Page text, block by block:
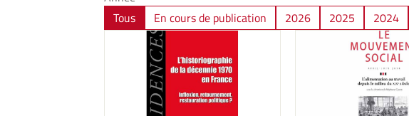
Tous
En cours de publication 2026 2025 2024